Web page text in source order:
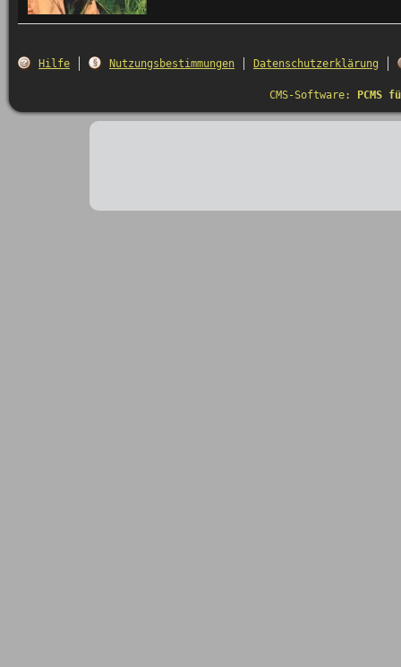
Hilfe Nutzungsbestimmungen Datenschutzerklärung
CMS-Software: PCMS